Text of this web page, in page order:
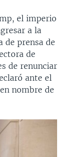
el imperio
a la
de prensa de
de
de renunciar
ante el
nombre de